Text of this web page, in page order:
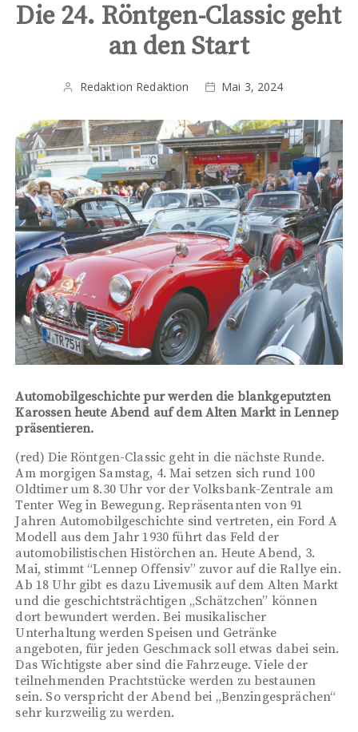
Die 24. Röntgen-Classic geht
an den Start
Redaktion Redaktion Mai 3, 2024
Automobilgeschichte pur werden die blankgeputzten
Karossen heute Abend auf dem Alten Markt in Lennep
präsentieren.
(red) Die Röntgen-Classic geht in die nächste Runde.
Am morgigen Samstag, 4. Mai setzen sich rund 100
Oldtimer um 8.30 Uhr vor der Volksbank-Zentrale am
Tenter Weg in Bewegung. Repräsentanten von 91
Jahren Automobilgeschichte sind vertreten, ein Ford A
Modell aus dem Jahr 1930 führt das Feld der
automobilistischen Histörchen an. Heute Abend, 3.
Mai, stimmt “Lennep Offensiv” zuvor auf die Rallye ein.
Ab 18 Uhr gibt es dazu Livemusik auf dem Alten Markt
und die geschichtsträchtigen „Schätzchen” können
dort bewundert werden. Bei musikalischer
Unterhaltung werden Speisen und Getränke
angeboten, für jeden Geschmack soll etwas dabei sein.
Das Wichtigste aber sind die Fahrzeuge. Viele der
teilnehmenden Prachtstücke werden zu bestaunen
sein. So verspricht der Abend bei „Benzingesprächen“
sehr kurzweilig zu werden.